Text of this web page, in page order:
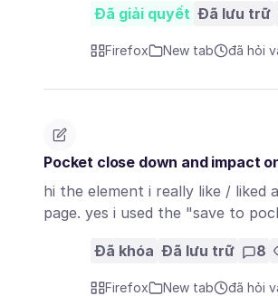
Đã giải quyết Đã lưu trữ
Firefox New tab đã hỏi
Pocket close down and impact
hi the element i really like /
page. yes i used the "save to
Đã khóa Đã lưu trữ 8
Firefox New tab đã hỏi